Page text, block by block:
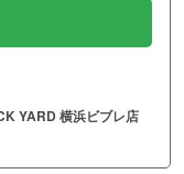
YARD 横浜ビブレ店